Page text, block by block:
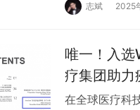
志斌 2025
唯一！入选
疗集团助力
在全球医疗科